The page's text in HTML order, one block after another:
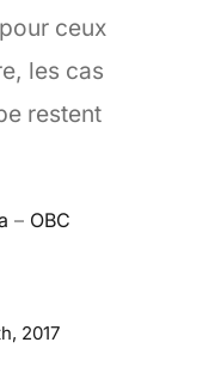
ceux
les cas
restent
– OBC
2017